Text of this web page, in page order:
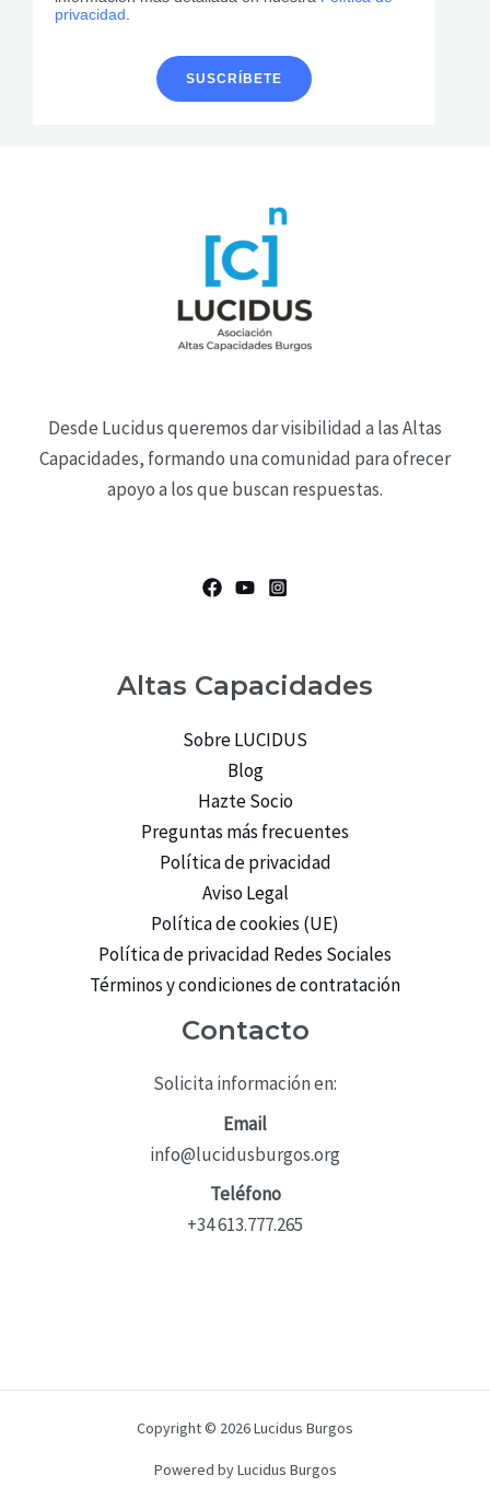
privacidad
Desde Lucidus queremos dar visibilidad a las Altas
Capacidades, formando una comunidad para ofrecer
apoyo a los que buscan respuestas.
Altas Capacidades
Sobre LUCIDUS
Blog
Hazte Socio
Preguntas más frecuentes
Política de privacidad
Aviso Legal
Política de cookies (UE)
Política de privacidad Redes Sociales
Términos y condiciones de contratación
Contacto
Solicita información en:
Email
info@lucidusburgos.org
Teléfono
+34 613.777.265
Copyright © 2026 Lucidus Burgos
Powered by Lucidus Burgos